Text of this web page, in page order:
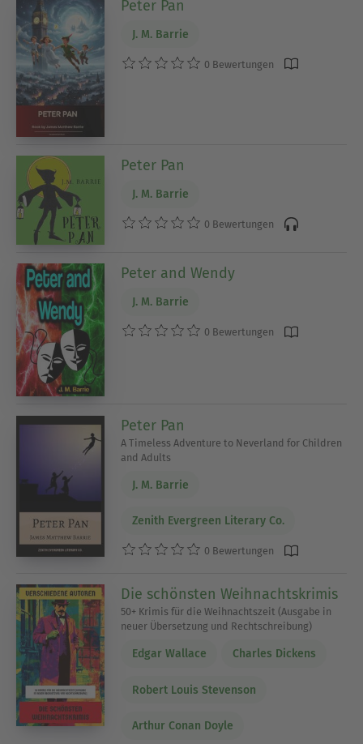
Peter Pan
J. M. Barrie
0 Bewertungen
Peter Pan
J. M. Barrie
0 Bewertungen
Peter and Wendy
J. M. Barrie
0 Bewertungen
Peter Pan
A Timeless Adventure to Neverland for Children
and Adults
J. M. Barrie
Zenith Evergreen Literary Co.
0 Bewertungen
Die schönsten Weihnachtskrimis
50+ Krimis für die Weihnachtszeit (Ausgabe in
neuer Übersetzung und Rechtschreibung)
Edgar Wallace Charles Dickens
Robert Louis Stevenson
Arthur Conan Doyle